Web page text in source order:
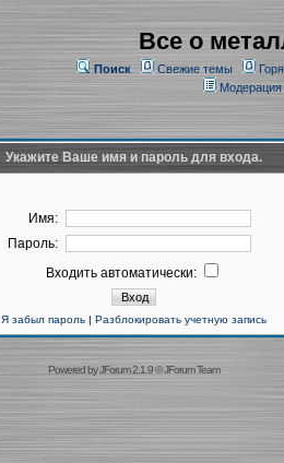
Все о
Поиск Свежие темы
Модерация
Укажите Ваше имя и пароль для входа.
Имя:
Пароль:
Входить автоматически:
Я забыл пароль| Разблокировать учетную запись
Powered byJForum 2.1.9©JForum Team